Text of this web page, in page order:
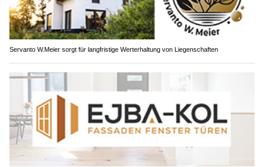
Servanto W.Meier sorgt für langfristige Werterhaltung von Liegenschaften